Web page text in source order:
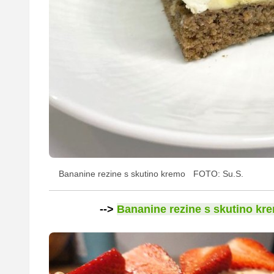
Bananine rezine s skutino kremo FOTO: Su.S.
--> Bananine rezine s skutino